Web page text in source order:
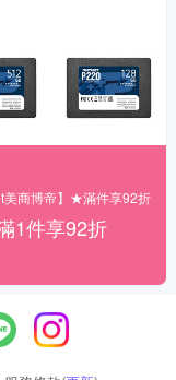
美商博帝】★滿件享92折
1件享92折